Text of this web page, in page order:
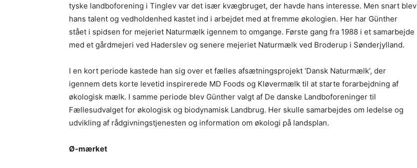
tyske landboforening i Tinglev var det især kvægbruget, der havde hans interesse. Men snart blev
hans talent og vedholdenhed kastet ind i arbejdet med at fremme økologien. Her har Günther
stået i spidsen for mejeriet Naturmælk igennem to omgange. Første gang fra 1988 i et samarbejde
med et gårdmejeri ved Haderslev og senere mejeriet Naturmælk ved Broderup i Sønderjylland.
I en kort periode kastede han sig over et fælles afsætningsprojekt ‘Dansk Naturmælk’, der
igennem dets korte levetid inspirerede MD Foods og Kløvermælk til at starte forarbejdning af
økologisk mælk. I samme periode blev Günther valgt af De danske Landboforeninger til
Fællesudvalget for økologisk og biodynamisk Landbrug. Her skulle samarbejdes om ledelse og
udvikling af rådgivningstjenesten og information om økologi på landsplan.
Ø-mærket